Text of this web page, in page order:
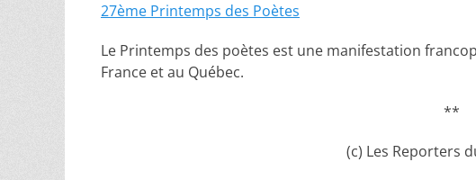
27ème Printemps des Poètes
Le Printemps des poètes est une manifestation
France et au Québec.
**
(c) Les Reporters